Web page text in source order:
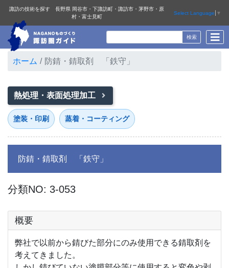
諏訪の技術を探す 長野県 岡谷市・下諏訪町・諏訪市・茅野市・原
村・富士見町
Select Language ▼
ホーム 防錆・錆取剤 「鉄守」
熱処理・表面処理加工
塗装・印刷 蒸着・コーティング
防錆・錆取剤 「鉄守」
分類NO: 3-053
概要
弊社で以前から錆びた部分にのみ使用できる錆取剤を
考えてきました。